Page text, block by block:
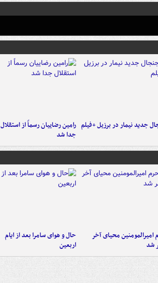
جدید نیمار در برزیل +فیلم رامین رضاییان رسماً از استقلال
جدا شد
محیای آخر
شد
حال و هوای سامرا بعد از ایام
اربعین